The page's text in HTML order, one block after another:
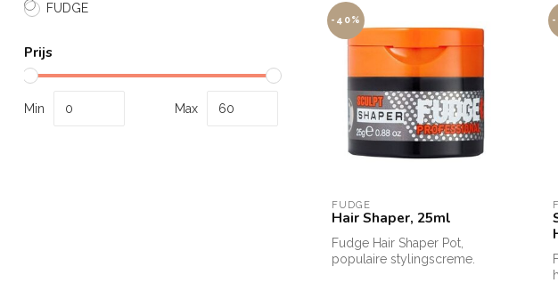
FUDGE
Prijs
Min Max
-40%
FUDGE
Hair Shaper, 25ml
Fudge Hair Shaper Pot,
populaire stylingscreme.